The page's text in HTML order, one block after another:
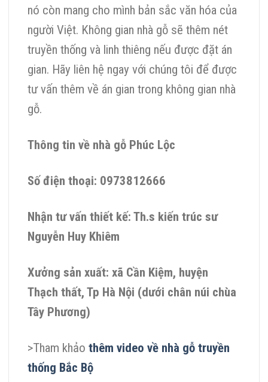
nó còn mang cho mình bản sắc văn hóa của
người Việt. Không gian nhà gỗ sẽ thêm nét
truyền thống và linh thiêng nếu được đặt án
gian. Hãy liên hệ ngay với chúng tôi để được
tư vấn thêm về án gian trong không gian nhà
gỗ.
Thông tin về nhà gỗ Phúc Lộc
Số điện thoại: 0973812666
Nhận tư vấn thiết kế: Th.s kiến trúc sư
Nguyễn Huy Khiêm
Xưởng sản xuất: xã Cần Kiệm, huyện
Thạch thất, Tp Hà Nội (dưới chân núi chùa
Tây Phương)
>Tham khảo thêm video về nhà gỗ truyền
thống Bắc Bộ